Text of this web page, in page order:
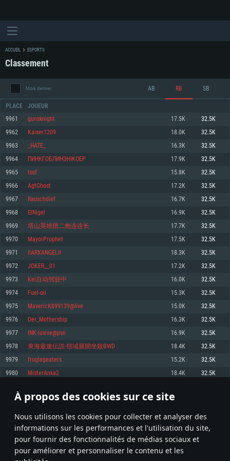
À propos des cookies sur ce site
Nous utilisons les cookies pour collecter et analyser des
informations sur les performances et l'utilisation du site,
pour fournir des fonctionnalités de médias sociaux et
pour améliorer et personnaliser le contenu et les
CONFIGURATION SYSTÈME REQUISE
Minimum
OS: Windows 10 (64 bit)
Processeur: Dual-Core 2.2 GHz
Mémoire: 4 GB
Carte graphique supportant DirectX 11: AMD Radeon 77XX / NVIDIA
GeForce GTX 660. La résolution minimale supportée par le jeu est de 720p
Connection: Connexion Internet à haut débit
Disque dur: 23.1 Go (client minimal)
Recommandée
1060 et plus, Radeon RX 570 et plus.
Disque dur: 75.9 Go (client complet)
Minimum
OS: Mac OS Big Sur 11.0 ou plus récent
Processeur: Core i5, minimum 2.2GHz (Les processeurs Intel Xeon ne sont
pas supportés)
Mémoire: 6 GB
Carte graphique: Intel Iris Pro 5200 (Mac), ou analogue AMD/Nvidia. La
résolution minimale supportée par le jeu est de 720p.
Connection: Connexion Internet à haut débit
Disque dur: 62,2 Go (client minimal)
Recommandée
OS: Mac OS Big Sur 11.0 ou plus récent
Processeur: Core i7 (Les processeurs Intel Xeon ne sont pas supportés)
Mémoire: 8 GB
Carte graphique: Radeon Vega II ou plus avec support de Metal
Disque dur: 62,2 Go (client complet)
Minimum
OS: Les configurations Linux 64 bits les plus modernes
Processeur: Dual-Core 2.4 GHz
Mémoire: 4 GB
Carte graphique: NVIDIA 660 avec les derniers drivers (moins de 6 mois) /
de même pour AMD (La résolution minimale supportée par le jeu est de
720p)
Connection: Connexion Internet à haut débit
Disque dur: 62,2 Go (client minimal)
Recommandée
OS: Ubuntu 20.04 64bit
Processeur: Intel Core i7
Mémoire: 8 GB
Carte graphique: NVIDIA 1060 avec les derniers drivers (moins de 6 mois) /
6 mois et supportant Vulkan
Connection: Connexion Internet à haut débit
Disque dur: 60,2 Go (client complet)
ACCUEIL ESPORTS
Classement
Mois dernier AB RB SB
PLACE JOUEUR
9961 gunsknight 17.5K 32.5K
9962 Kaiser1209 18.0K 32.5K
9963 _HATE_ 16.3K 32.5K
9964 ПИНКГОБЛИНЭНЖОЕР 17.9K 32.5K
9965 Isof 15.8K 32.5K
9966 AgtGhost 17.2K 32.5K
9967 Rauschdief 16.7K 32.5K
9968 ElNigel 16.9K 32.5K
9969 塔山英雄团二炮连连长 17.7K 32.5K
9970 MayorProphet 17.5K 32.5K
9971 llARXANGELll 18.3K 32.5K
9972 JOKER__01 17.2K 32.5K
9973 Kei自动驾驶中 16.0K 32.5K
9974 Fuel-oil 15.3K 32.5K
9975 MavericK899139@live 15.0K 32.5K
9976 Der_Mothership 16.3K 32.5K
9977 INK-lusive@psn 16.9K 32.5K
9978 東海最速伝説-領域展開坐殺BWD 18.4K 32.5K
9979 froglegeaters 15.2K 32.5K
9980 MisterAnka2 18.4K 32.5K
* Classement mis à jour quotidiennement
498 499 500 599